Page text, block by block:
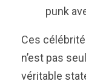
punk
Ces
n’est pas
véritable